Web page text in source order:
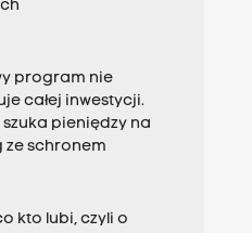
program nie
całej inwestycji.
pieniędzy na
ze schronem
kto lubi, czyli o